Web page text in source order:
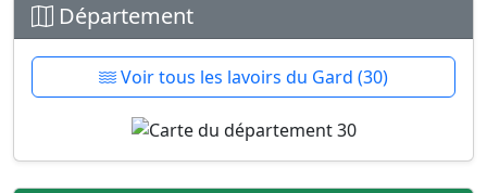
Département
Voir tous les lavoirs du Gard (30)